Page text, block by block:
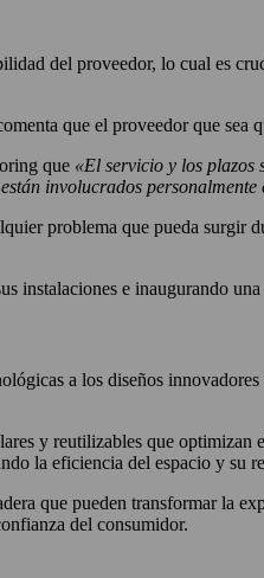
del proveedor, lo cual es
que el proveedor que sea
que «El servicio y los plazos
involucrados personalmente
problema que pueda surgir
instalaciones e inaugurando
a los diseños
y reutilizables que
la eficiencia del espacio y su
que pueden transformar la
del consumidor.